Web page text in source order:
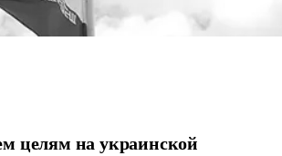
целям на украинской